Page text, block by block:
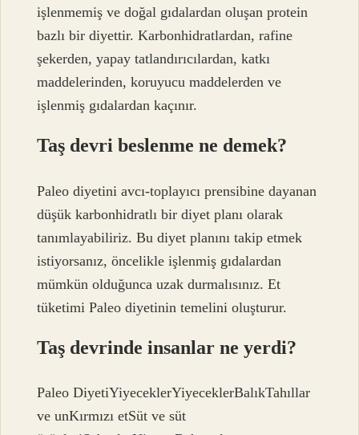
işlenmemiş ve doğal gıdalardan oluşan protein
bazlı bir diyettir. Karbonhidratlardan, rafine
şekerden, yapay tatlandırıcılardan, katkı
maddelerinden, koruyucu maddelerden ve
işlenmiş gıdalardan kaçınır.
Taş devri beslenme ne demek?
Paleo diyetini avcı-toplayıcı prensibine dayanan
düşük karbonhidratlı bir diyet planı olarak
tanımlayabiliriz. Bu diyet planını takip etmek
istiyorsanız, öncelikle işlenmiş gıdalardan
mümkün olduğunca uzak durmalısınız. Et
tüketimi Paleo diyetinin temelini oluşturur.
Taş devrinde insanlar ne yerdi?
Paleo DiyetiYiyeceklerYiyeceklerBalıkTahıllar
ve unKırmızı etSüt ve süt